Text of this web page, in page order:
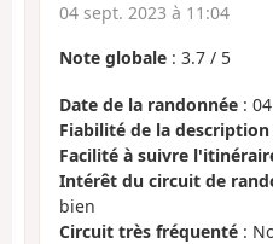
04 sept. 2023 à 11:04
Note globale : 3.7 / 5
Date de la randonnée :
Fiabilité de la description
Facilité à suivre
Intérêt du circuit de
bien
Circuit très fréquenté :